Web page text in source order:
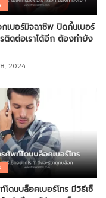
เบอร์มิจฉาชีพ ปิดกั้นเบอร์
รติดต่อเราได้อีก ต้องทำยัง
2024
โดนบล็อคเบอร์โทร มีวิธีเช็